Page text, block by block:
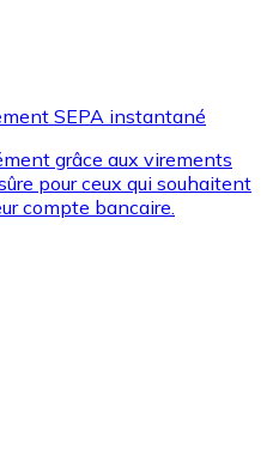
SEPA instantané
grâce aux virements
pour ceux qui souhaitent
compte bancaire.